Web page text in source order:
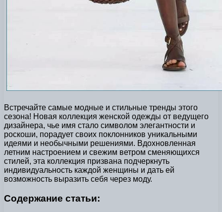
Встречайте самые модные и стильные тренды этого
сезона! Новая коллекция женской одежды от ведущего
дизайнера, чье имя стало символом элегантности и
роскоши, порадует своих поклонников уникальными
идеями и необычными решениями. Вдохновленная
летним настроением и свежим ветром сменяющихся
стилей, эта коллекция призвана подчеркнуть
индивидуальность каждой женщины и дать ей
возможность выразить себя через моду.
Содержание статьи: